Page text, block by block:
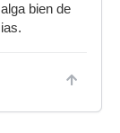
bien de